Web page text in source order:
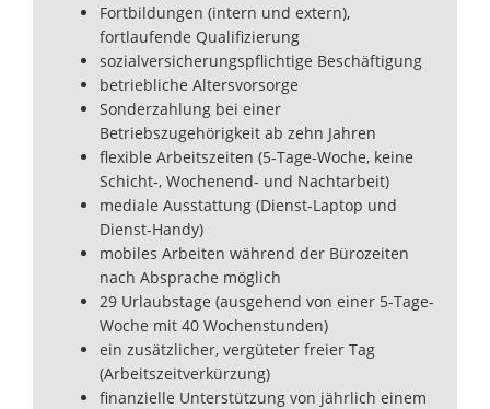
Fortbildungen (intern und extern),
fortlaufende Qualifizierung
sozialversicherungspflichtige Beschäftigung
betriebliche Altersvorsorge
Sonderzahlung bei einer
Betriebszugehörigkeit ab zehn Jahren
flexible Arbeitszeiten (5-Tage-Woche, keine
Schicht-, Wochenend- und Nachtarbeit)
mediale Ausstattung (Dienst-Laptop und
Dienst-Handy)
mobiles Arbeiten während der Bürozeiten
nach Absprache möglich
29 Urlaubstage (ausgehend von einer 5-Tage-
Woche mit 40 Wochenstunden)
ein zusätzlicher, vergüteter freier Tag
(Arbeitszeitverkürzung)
finanzielle Unterstützung von jährlich einem